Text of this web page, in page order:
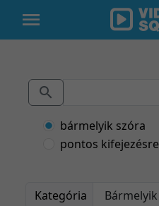
bármelyik szóra
pontos kifejezésre
Kategória